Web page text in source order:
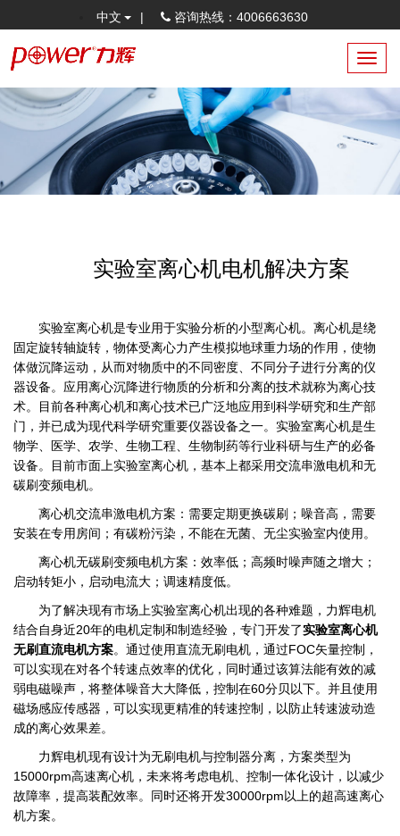
中文 | 咨询热线：4006663630
实验室离心机电机解决方案
实验室离心机是专业用于实验分析的小型离心机。离心机是绕
固定旋转轴旋转，物体受离心力产生模拟地球重力场的作用，使物
体做沉降运动，从而对物质中的不同密度、不同分子进行分离的仪
器设备。应用离心沉降进行物质的分析和分离的技术就称为离心技
术。目前各种离心机和离心技术已广泛地应用到科学研究和生产部
门，并已成为现代科学研究重要仪器设备之一。实验室离心机是生
物学、医学、农学、生物工程、生物制药等行业科研与生产的必备
设备。目前市面上实验室离心机，基本上都采用交流串激电机和无
碳刷变频电机。
离心机交流串激电机方案：需要定期更换碳刷；噪音高，需要
安装在专用房间；有碳粉污染，不能在无菌、无尘实验室内使用。
离心机无碳刷变频电机方案：效率低；高频时噪声随之增大；
启动转矩小，启动电流大；调速精度低。
为了解决现有市场上实验室离心机出现的各种难题，力辉电机
结合自身近20年的电机定制和制造经验，专门开发了实验室离心机
无刷直流电机方案。通过使用直流无刷电机，通过FOC矢量控制，
可以实现在对各个转速点效率的优化，同时通过该算法能有效的减
弱电磁噪声，将整体噪音大大降低，控制在60分贝以下。并且使用
磁场感应传感器，可以实现更精准的转速控制，以防止转速波动造
成的离心效果差。
力辉电机现有设计为无刷电机与控制器分离，方案类型为
15000rpm高速离心机，未来将考虑电机、控制一体化设计，以减少
故障率，提高装配效率。同时还将开发30000rpm以上的超高速离心
机方案。